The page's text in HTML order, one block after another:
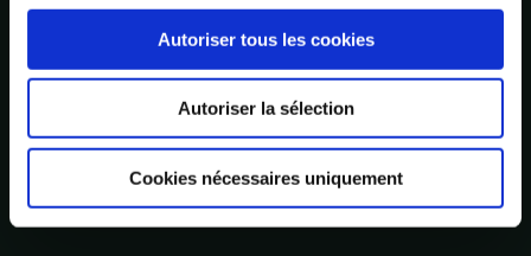
Autoriser tous les cookies
Autoriser la sélection
Cookies nécessaires uniquement
Scalabilité de l’infrastructure
Sécuriser son hébergement
Rationalisation des coûts